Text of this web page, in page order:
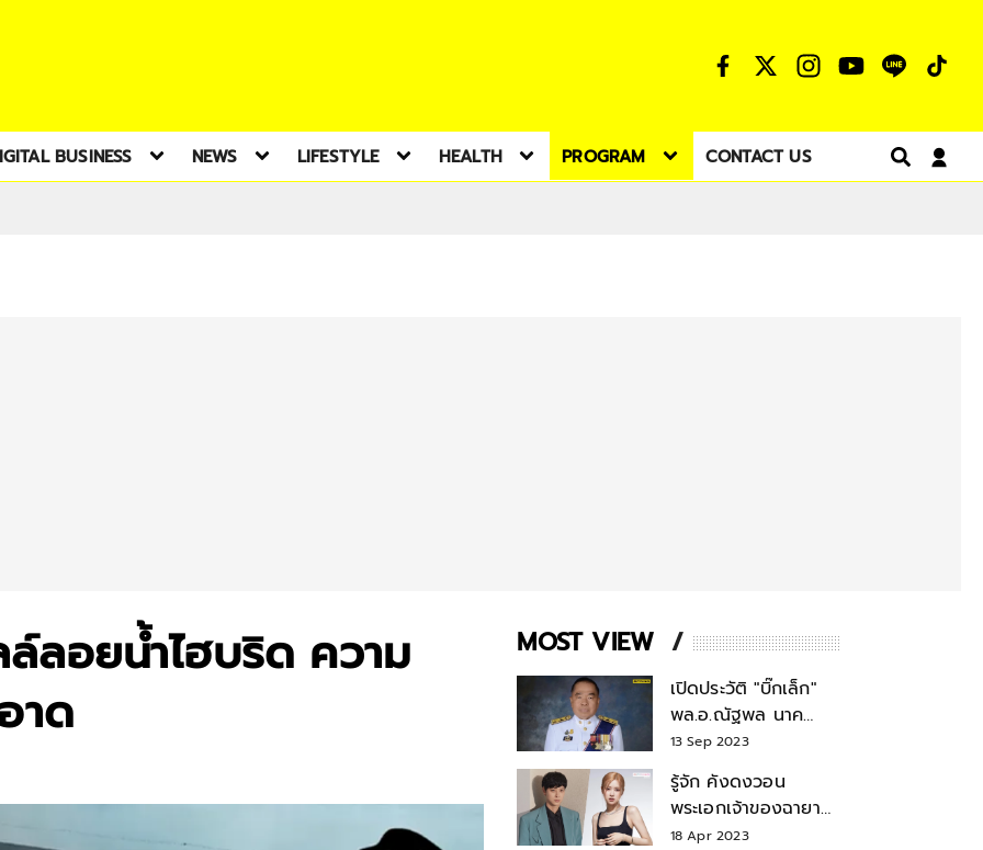
BUSINESS NEWS LIFESTYLE HEALTH PROGRAM CONTACT US
ล์ลอยน้ำไฮบริด ความ
าด
MOST VIEW
เปิดประวัติ "บิ๊กเล็ก"
พล.อ.ณัฐพล นาค
พาณิชย์ จากเลขาฯ
สมช.-เลขาฯ
รมว.กลาโหม
13 Sep 2023
รู้จัก คังดงวอน
พระเอกเจ้าของฉายา
สมบัติแห่งชาติ หลังมี
18 Apr 2023